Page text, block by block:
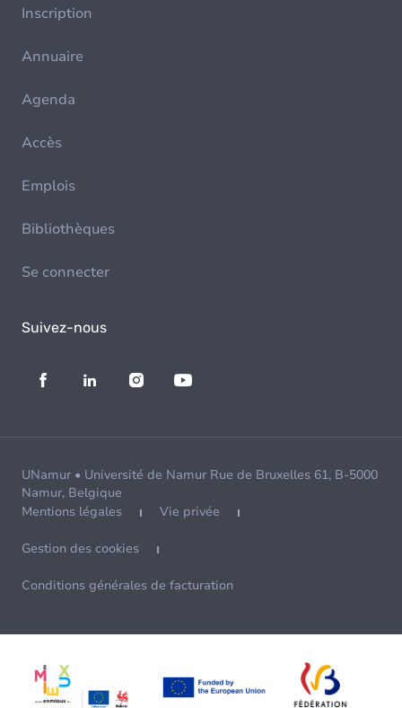
Inscription
Annuaire
Agenda
Accès
Emplois
Bibliothèques
Se connecter
Suivez-nous
UNamur • Université de Namur Rue de Bruxelles 61, B-5000
Namur, Belgique
Mentions légales
Vie privée
Gestion des cookies
Conditions générales de facturation